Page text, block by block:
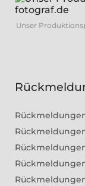
Unser